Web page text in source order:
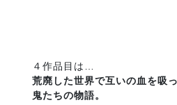
４作品目は…
荒廃した世界で互いの血を吸
鬼たちの物語。